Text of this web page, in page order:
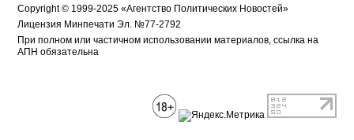
Copyright © 1999-2025 «Агентство Политических Новостей»
Лицензия Минпечати Эл. №77-2792
При полном или частичном использовании материалов, ссылка на
АПН обязательна